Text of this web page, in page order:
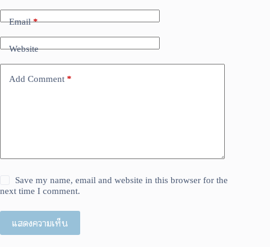
Email*
Website
Add Comment *
Save my name, email and website in this browser for the
next time I comment.
แสดงความเห็น